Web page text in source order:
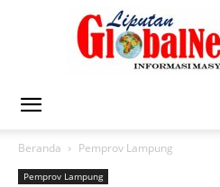
Beranda Pemprov Lampung
Pemprov Lampung